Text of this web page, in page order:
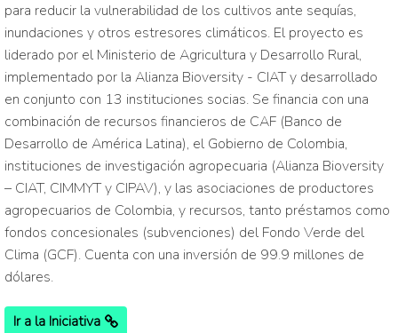
para reducir la vulnerabilidad de los cultivos ante sequías,
inundaciones y otros estresores climáticos. El proyecto es
liderado por el Ministerio de Agricultura y Desarrollo Rural,
implementado por la Alianza Bioversity - CIAT y desarrollado
en conjunto con 13 instituciones socias. Se financia con una
combinación de recursos financieros de CAF (Banco de
Desarrollo de América Latina), el Gobierno de Colombia,
instituciones de investigación agropecuaria (Alianza Bioversity
– CIAT, CIMMYT y CIPAV), y las asociaciones de productores
agropecuarios de Colombia, y recursos, tanto préstamos como
fondos concesionales (subvenciones) del Fondo Verde del
Clima (GCF). Cuenta con una inversión de 99.9 millones de
dólares.
Ir a la Iniciativa